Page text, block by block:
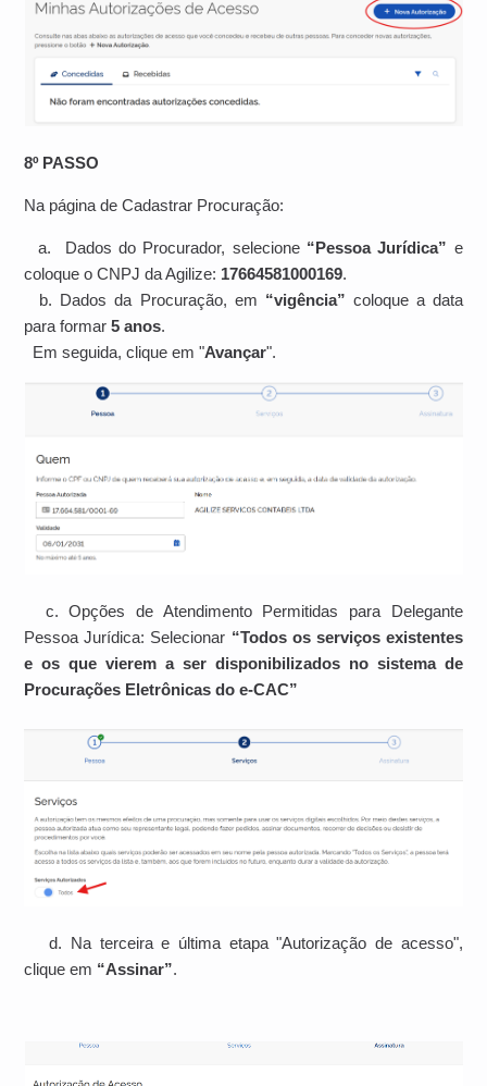
8º PASSO
Na página de Cadastrar Procuração:
a. Dados do Procurador, selecione “Pessoa Jurídica” e
coloque o CNPJ da Agilize: 17664581000169.
b. Dados da Procuração, em “vigência” coloque a data
para formar5 anos.
Em seguida, clique em "Avançar".
c. Opções de Atendimento Permitidas para Delegante
Pessoa Jurídica: Selecionar “Todos os serviços existentes
e os que vierem a ser disponibilizados no sistema de
Procurações Eletrônicas do e-CAC”
d. Na terceira e última etapa "Autorização de acesso",
clique em “Assinar”.